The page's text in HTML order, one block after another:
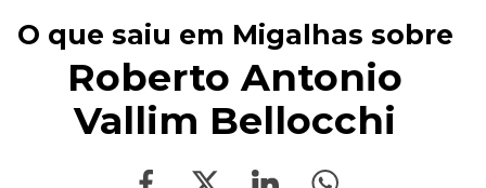
O que saiu em Migalhas sobre
Roberto Antonio
Vallim Bellocchi